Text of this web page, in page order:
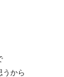
うから